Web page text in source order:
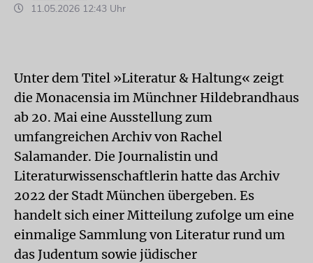
11.05.2026 12:43 Uhr
Unter dem Titel »Literatur & Haltung« zeigt
die Monacensia im Münchner Hildebrandhaus
ab 20. Mai eine Ausstellung zum
umfangreichen Archiv von Rachel
Salamander. Die Journalistin und
Literaturwissenschaftlerin hatte das Archiv
2022 der Stadt München übergeben. Es
handelt sich einer Mitteilung zufolge um eine
einmalige Sammlung von Literatur rund um
das Judentum sowie jüdischer